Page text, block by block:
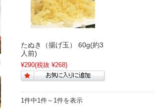
たぬき（揚げ玉） 60g(約3
人前)
¥290(税抜 ¥268)
1件中1件～1件を表示